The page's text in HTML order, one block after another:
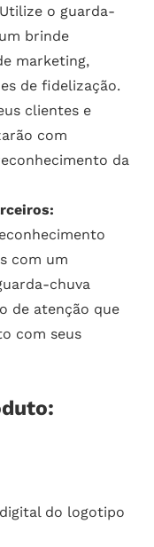
Utilize o guarda-
brinde
marketing,
de fidelização.
clientes e
com
da
com um
chuva
de atenção que
com seus
do logotipo